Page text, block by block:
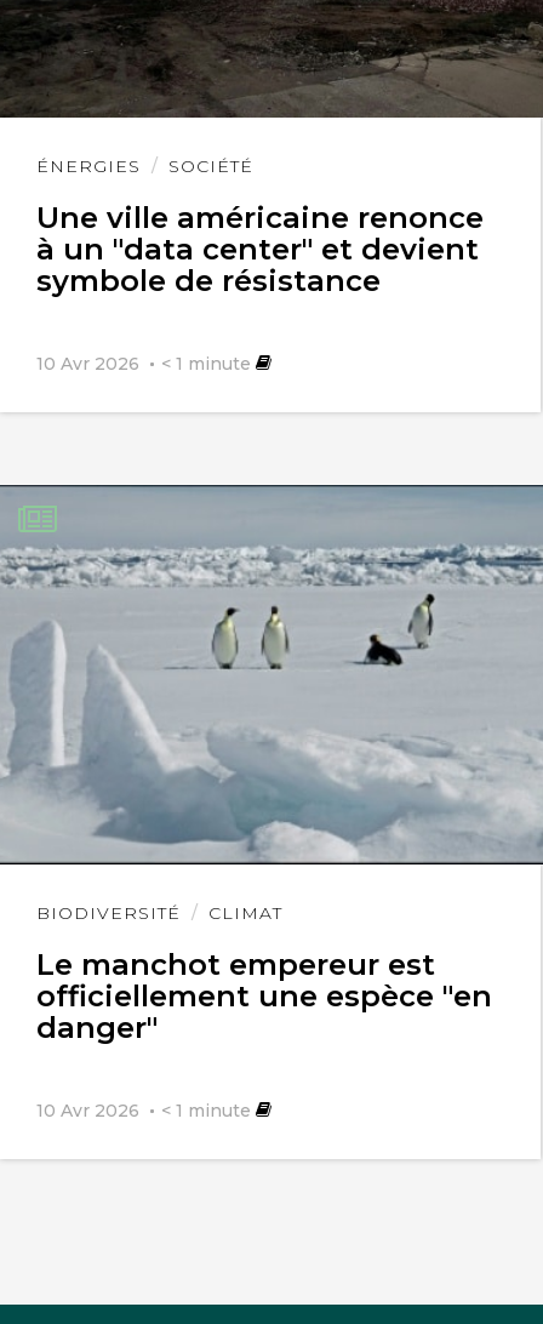
ÉNERGIES SOCIÉTÉ
Une ville américaine renonce
à un "data center" et devient
symbole de résistance
10 Avr 2026 < 1 minute
Lire
BIODIVERSITÉ CLIMAT
Le manchot empereur est
officiellement une espèce "en
danger"
10 Avr 2026 < 1 minute
Lire